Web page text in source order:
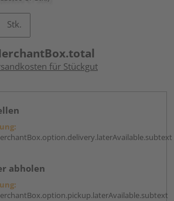
Stk.
für Stückgut
abholen